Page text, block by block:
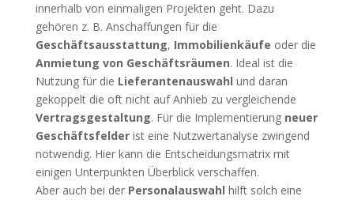
innerhalb von einmaligen Projekten geht. Dazu
gehören z. B. Anschaffungen für die
Geschäftsausstattung, Immobilienkäufe oder die
Anmietung von Geschäftsräumen. Ideal ist die
Nutzung für die Lieferantenauswahl und daran
gekoppelt die oft nicht auf Anhieb zu vergleichende
Vertragsgestaltung. Für die Implementierung neuer
Geschäftsfelderist eine Nutzwertanalyse zwingend
notwendig. Hier kann die Entscheidungsmatrix mit
einigen Unterpunkten Überblick verschaffen.
Aber auch bei der Personalauswahl hilft solch eine